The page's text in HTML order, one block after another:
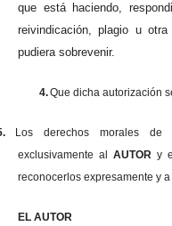
que está haciendo,
reivindicación, plagio u
pudiera sobrevenir.
4.Que dicha autorización
Los derechos morales de
exclusivamente al AUTOR y
reconocerlos expresamente y
EL AUTOR